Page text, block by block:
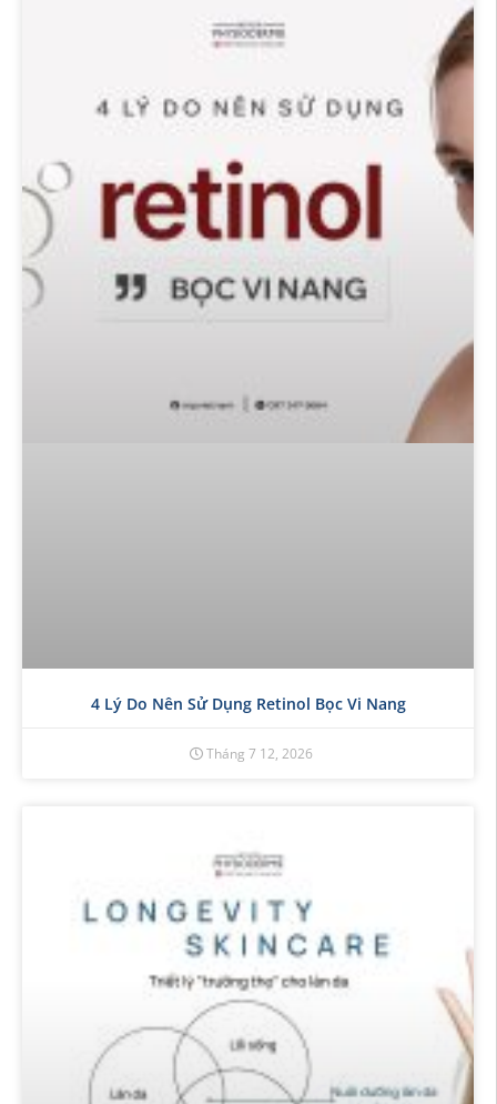
4 Lý Do Nên Sử Dụng Retinol Bọc Vi Nang
Tháng 7 12, 2026